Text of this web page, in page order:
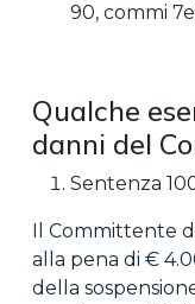
90, commi
Qualche
danni del
Sentenza
Il Committente
alla pena di €
della